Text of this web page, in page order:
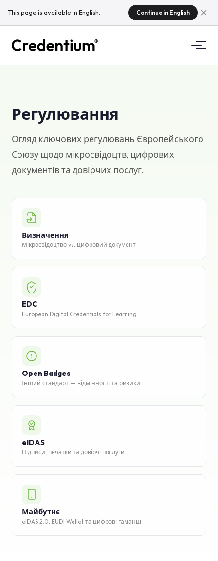
This page is available in English. Continue in English
Чому Credentium
Про CloudTeam
Для івент-компаній
Що таке мікрокредити?
База знань
Регулювання
Огляд ключових регулювань Європейського
Союзу щодо мікросвідоцтв, цифрових
документів та довірчих послуг.
Визначення
Мікросвідоцтво vs. цифровий документ
EDC
European Digital Credentials for Learning
Open Badges
Інший стандарт -- відмінності та ризики
eIDAS
Підписи, печатки та довірчі послуги
Майбутнє
eIDAS 2.0, EUDI Wallet та цифрові гаманці